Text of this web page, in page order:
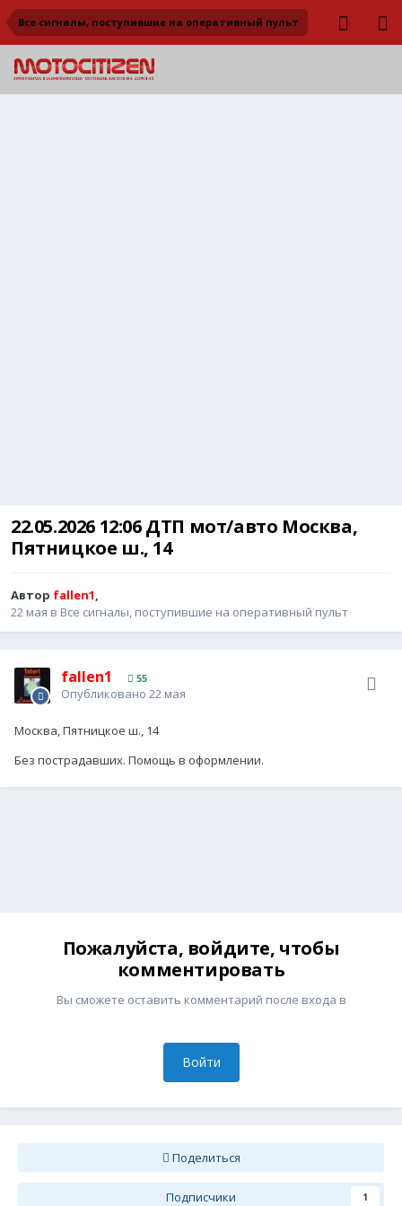
Все сигналы, поступившие на оперативный пульт
22.05.2026 12:06 ДТП мот/авто Москва,
Пятницкое ш., 14
Автор fallen1,
22 мая в Все сигналы, поступившие на оперативный пульт
fallen1 55
Опубликовано 22 мая
Москва, Пятницкое ш., 14
Без пострадавших. Помощь в оформлении.
Пожалуйста, войдите, чтобы
комментировать
Вы сможете оставить комментарий после входа в
Войти
Поделиться
Подписчики 1